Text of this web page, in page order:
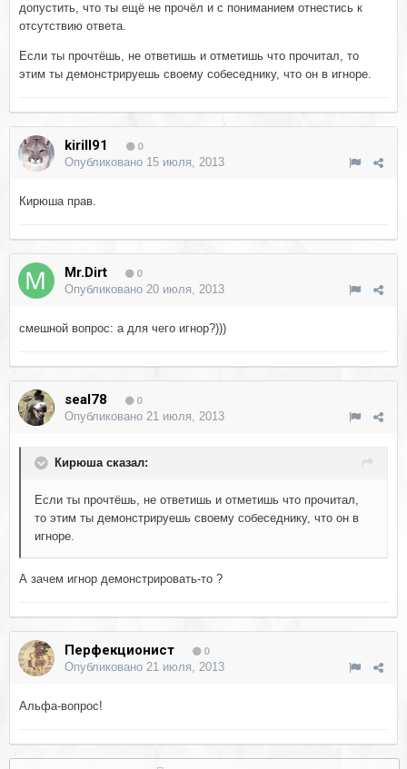
допустить, что ты ещё не прочёл и с пониманием отнестись к
отсутствию ответа.
Если ты прочтёшь, не ответишь и отметишь что прочитал, то
этим ты демонстрируешь своему собеседнику, что он в игноре.
kirill91 0
Опубликовано 15 июля, 2013
Кирюша прав.
Mr.Dirt 0
Опубликовано 20 июля, 2013
смешной вопрос: а для чего игнор?)))
seal78 0
Опубликовано 21 июля, 2013
Кирюша сказал:
Если ты прочтёшь, не ответишь и отметишь что прочитал,
то этим ты демонстрируешь своему собеседнику, что он в
игноре.
А зачем игнор демонстрировать-то ?
Перфекционист 0
Опубликовано 21 июля, 2013
Альфа-вопрос!